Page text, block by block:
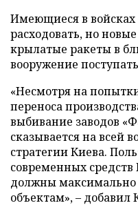
Имеющиеся в
расходовать, но
крылатые ракеты в
вооружение
«Несмотря на
переноса
выбивание заводов
сказывается на всей
стратегии Киева.
современных
должны
объектам», – добавил